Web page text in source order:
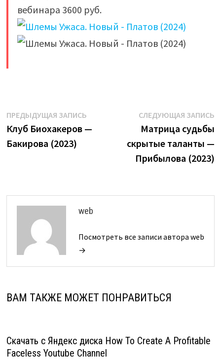
вебинара 3600 руб.
Навигация
по
записям
ПРЕДЫДУЩАЯ ЗАПИСЬПредыдущая
запись:
Клуб Биохакеров —
Бакирова (2023)
СЛЕДУЮЩАЯ ЗАПИСЬ
Матрица судьбы
скрытые таланты —
Прибылова (2023)
web
Посмотреть все записи автора web
→
ВАМ ТАКЖЕ МОЖЕТ ПОНРАВИТЬСЯ
Скачать с Яндекс диска How To Create A Profitable
Faceless Youtube Channel